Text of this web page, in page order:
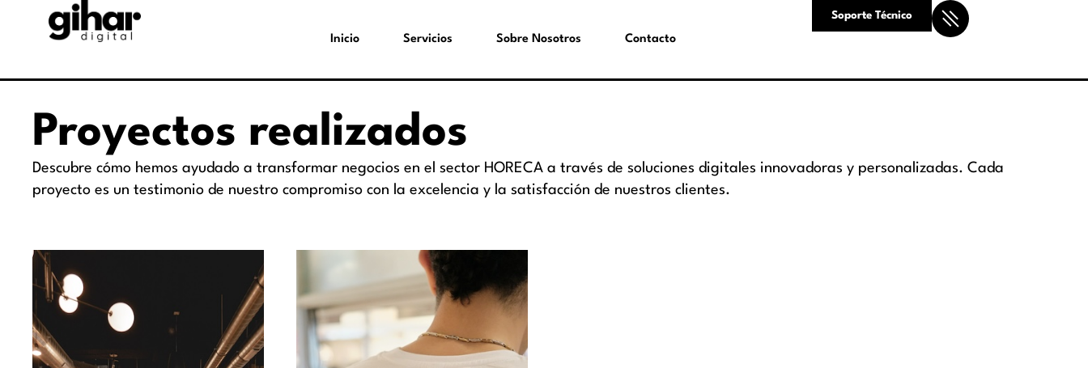
Inicio Servicios Sobre Nosotros Contacto
Soporte Técnico
Proyectos realizados
Descubre cómo hemos ayudado a transformar negocios en el sector HORECA a través de soluciones digitales innovadoras y personalizadas. Cada
proyecto es un testimonio de nuestro compromiso con la excelencia y la satisfacción de nuestros clientes.